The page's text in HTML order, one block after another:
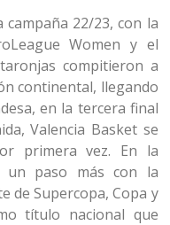
22/23, con la
Women y el
compitieron a
continental, llegando
en la tercera final
Valencia Basket se
primera vez. En la
un paso más con la
de Supercopa, Copa y
título nacional que